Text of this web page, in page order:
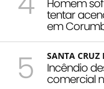
Homem
tentar
em
5 SANTA CRUZ
Incêndio
comercial